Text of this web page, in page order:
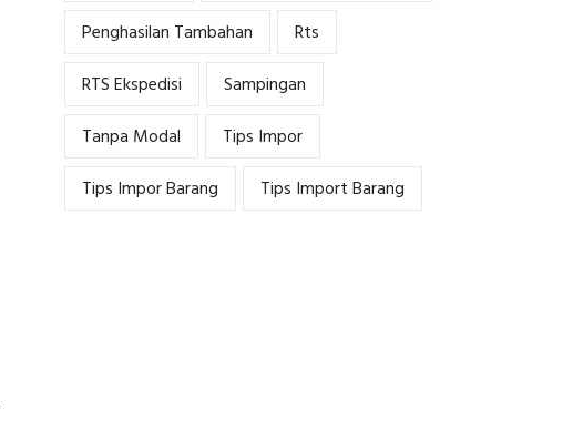
Penghasilan Tambahan
Rts
RTS Ekspedisi
Sampingan
Tanpa Modal
Tips Impor
Tips Impor Barang
Tips Import Barang